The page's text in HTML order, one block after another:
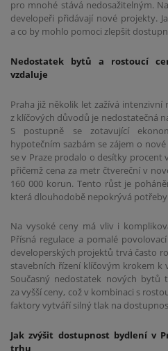
pro mnohé stává nedosažitelným.
developeři přidávají nové projekty.
a co by mohlo pomoci zlepšit
Nedostatek bytů a rostoucí
vzdaluje
Praha již několik let zažívá
z klíčových důvodů je nedostatečná
S postupně se zotavující
hypotečním sazbám se zájem o
se v Praze prodalo o desítky procent
přičemž cena za metr čtvereční v
160 000 korun. Tento růst je
která dlouhodobě nepokrývá
Na vysoké ceny má vliv i
Přísná regulace a pomalé
developerských projektů trvá často
stavebních řízení klíčovým krokem
Současný nedostatek nových
za vyšší ceny, což v kombinaci s
faktory vytváří silný tlak na
Jak zvýšit dostupnost bydlení v
trhu